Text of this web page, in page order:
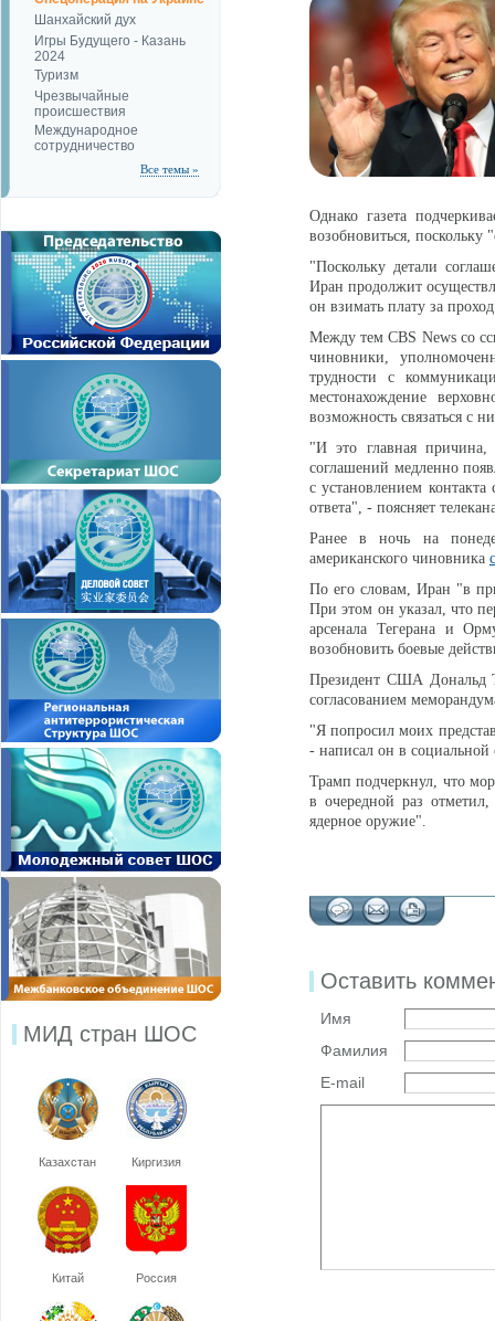
Шанхайский дух
Игры Будущего - Казань
2024
Туризм
Чрезвычайные
происшествия
Международное
сотрудничество
Все темы »
МИД стран ШОС
Казахстан Киргизия
Китай Россия
Однако газета
возобновиться, поскольку
"Поскольку детали
Иран продолжит
он взимать плату за
Между тем CBS News со
чиновники,
трудности с
местонахождение
возможность связаться с
"И это главная
соглашений медленно
с установлением
ответа", - поясняет
Ранее в ночь на
американского чиновника
По его словам, Иран "в
При этом он указал, что
арсенала Тегерана и
возобновить боевые
Президент США Дональд
согласованием
"Я попросил моих
- написал он в социальной
Трамп подчеркнул, что
в очередной раз
ядерное оружие".
Оставить
Имя
Фамилия
E-mail